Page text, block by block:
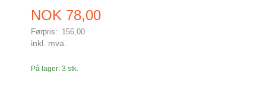
Tilbud
NOK 78,00
Førpris: 156,00
Rabatt
inkl. mva.
På lager: 3 stk.